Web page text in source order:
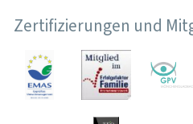
Zertifizierungen und